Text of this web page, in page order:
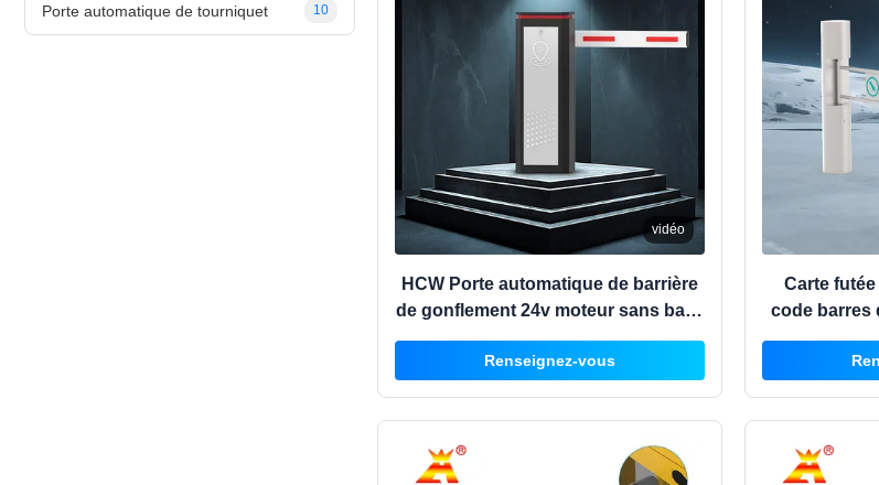
Porte automatique de tourniquet 10
vidéo
HCW Porte automatique de barrière
de gonflement 24v moteur sans balai
en courant continu Système de porte
de barrière intelligente
Renseignez-vous
Carte
code barres
tourniquet